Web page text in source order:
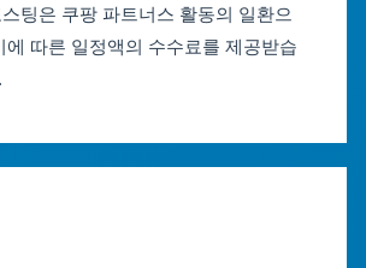
종특별자치시
도
구축제 일정
축제 일정
팅은 쿠팡 파트너스 활동의 일환으
에 따른 일정액의 수수료를 제공받습